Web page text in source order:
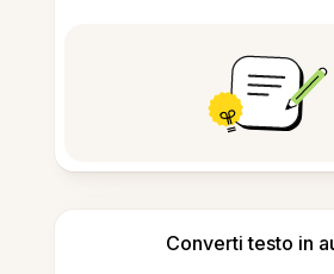
Converti testo in